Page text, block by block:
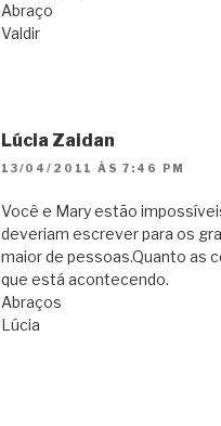
Abraço
Valdir
Lúcia Zaidan
13/04/2011 ÀS 7:46 PM
Você e Mary estão
deveriam escrever para os
maior de pessoas.Quanto as
que está acontecendo.
Abraços
Lúcia